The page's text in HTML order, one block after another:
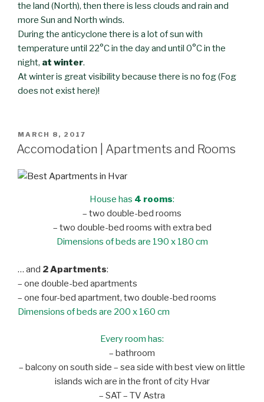
the land (North), then there is less clouds and rain and
more Sun and North winds.
During the anticyclone there is a lot of sun with
temperature until 22°C in the day and until 0°C in the
night, at winter.
At winter is great visibility because there is no fog (Fog
does not exist here)!
POSTED
ON
MARCH 8, 2017
Accomodation | Apartments and Rooms
House has 4 rooms:
– two double-bed rooms
– two double-bed rooms with extra bed
Dimensions of beds are 190 x 180 cm
… and 2 Apartments:
– one double-bed apartments
– one four-bed apartment, two double-bed rooms
Dimensions of beds are 200 x 160 cm
Every room has:
– bathroom
– balcony on south side – sea side with best view on little
islands wich are in the front of city Hvar
– SAT – TV Astra